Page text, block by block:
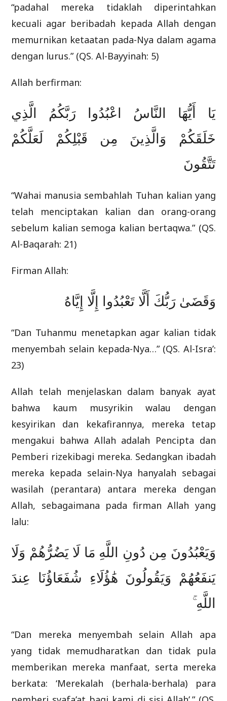
“padahal mereka tidaklah diperintahkan
kecuali agar beribadah kepada Allah dengan
memurnikan ketaatan pada-Nya dalam agama
dengan lurus.” (QS. Al-Bayyinah: 5)
Allah berfirman:
يَا أَيُّهَا النَّاسُ اعْبُدُوا رَبَّكُمُ الَّذِي
خَلَقَكُمْ وَالَّذِينَ مِن قَبْلِكُمْ لَعَلَّكُمْ
تَتَّقُونَ
“Wahai manusia sembahlah Tuhan kalian yang
telah menciptakan kalian dan orang-orang
sebelum kalian semoga kalian bertaqwa.” (QS.
Al-Baqarah: 21)
Firman Allah:
وَقَضَىٰ رَبُّكَ أَلَّا تَعْبُدُوا إِلَّا إِيَّاهُ
“Dan Tuhanmu menetapkan agar kalian tidak
menyembah selain kepada-Nya…” (QS. Al-Isra’:
23)
Allah telah menjelaskan dalam banyak ayat
bahwa kaum musyrikin walau dengan
kesyirikan dan kekafirannya, mereka tetap
mengakui bahwa Allah adalah Pencipta dan
Pemberi rizekibagi mereka. Sedangkan ibadah
mereka kepada selain-Nya hanyalah sebagai
wasilah (perantara) antara mereka dengan
Allah, sebagaimana pada firman Allah yang
lalu:
وَيَعْبُدُونَ مِن دُونِ اللَّهِ مَا لَا يَضُرُّهُمْ وَلَا
يَنفَعُهُمْ وَيَقُولُونَ هَٰؤُلَاءِ شُفَعَاؤُنَا عِندَ
اللَّهِ ۚ
“Dan mereka menyembah selain Allah apa
yang tidak memudharatkan dan tidak pula
memberikan mereka manfaat, serta mereka
berkata: ‘Merekalah (berhala-berhala) para